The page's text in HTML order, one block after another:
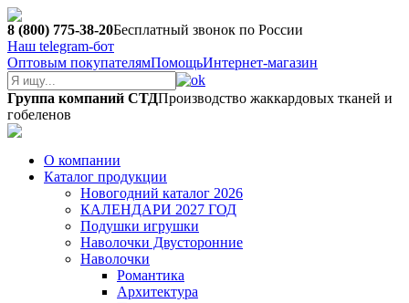
8 (800) 775-38-20Бесплатный звонок по России
Наш telegram-бот
Оптовым покупателямПомощьИнтернет-магазин
Группа компаний СТДПроизводство жаккардовых тканей и
гобеленов
О компании
Каталог продукции
Новогодний каталог 2026
КАЛЕНДАРИ 2027 ГОД
Подушки игрушки
Наволочки Двусторонние
Наволочки
Романтика
Архитектура